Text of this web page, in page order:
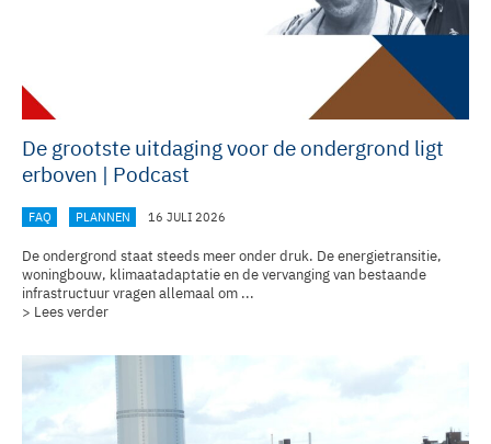
De grootste uitdaging voor de ondergrond ligt
erboven | Podcast
FAQ PLANNEN 16 JULI 2026
De ondergrond staat steeds meer onder druk. De energietransitie,
woningbouw, klimaatadaptatie en de vervanging van bestaande
infrastructuur vragen allemaal om ...
> Lees verder